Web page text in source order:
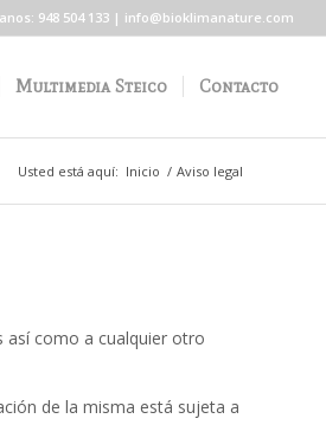
948 504 133 | info@bioklimanature.com
Multimedia Steico Contacto
Usted está aquí: Inicio / Aviso legal
como a cualquier otro
de la misma está sujeta a